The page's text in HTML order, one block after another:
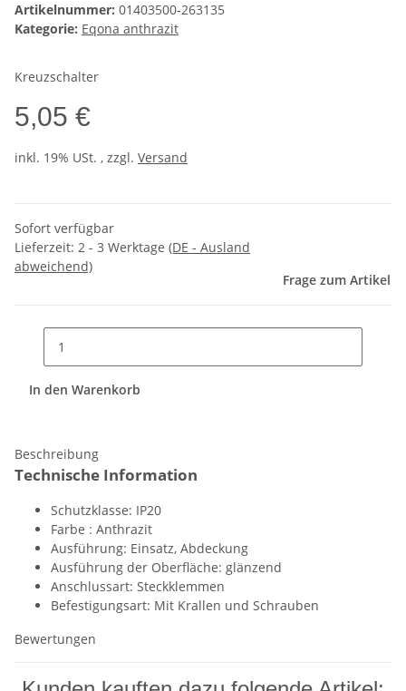
Artikelnummer: 01403500-263135
Kategorie: Eqona anthrazit
Kreuzschalter
5,05 €
inkl. 19% USt. , zzgl. Versand
Sofort verfügbar
Lieferzeit: 2 - 3 Werktage (DE - Ausland
abweichend)
Frage zum Artikel
In den Warenkorb
Beschreibung
Technische Information
Schutzklasse: IP20
Farbe : Anthrazit
Ausführung: Einsatz, Abdeckung
Ausführung der Oberfläche: glänzend
Anschlussart: Steckklemmen
Befestigungsart: Mit Krallen und Schrauben
Bewertungen